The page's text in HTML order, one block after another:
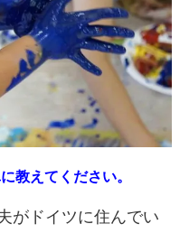
教えてください。
がドイツに住んでい